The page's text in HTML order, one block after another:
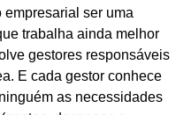
empresarial ser uma
trabalha ainda melhor
gestores responsáveis
E cada gestor conhece
as necessidades